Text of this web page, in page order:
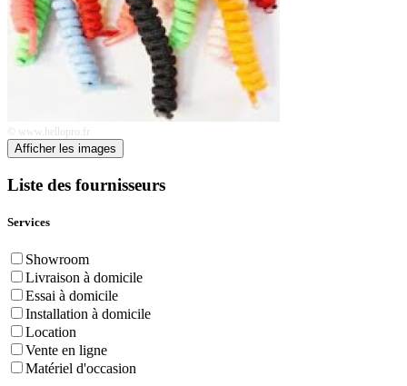
© ‪www.hellopro.fr
Afficher les images
Liste des fournisseurs
Services
Showroom
Livraison à domicile
Essai à domicile
Installation à domicile
Location
Vente en ligne
Matériel d'occasion